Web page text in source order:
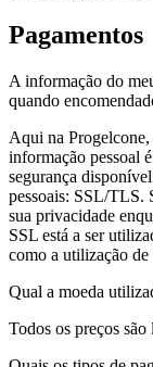
Pagamentos
A informação do
quando
Aqui na Progelcone,
informação pessoal
segurança
pessoais: SSL/TLS.
sua privacidade
SSL está a ser
como a utilização de
Qual a moeda
Todos os preços